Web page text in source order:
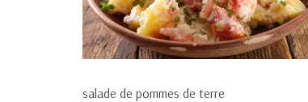
salade de pommes de terre